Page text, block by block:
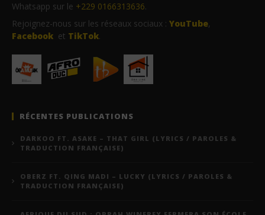
Whatsapp sur le +229 0166313636.
Rejoignez-nous sur les réseaux sociaux : YouTube,
Facebook et TikTok.
RÉCENTES PUBLICATIONS
DARKOO FT. ASAKE – THAT GIRL (LYRICS / PAROLES &
TRADUCTION FRANÇAISE)
OBERZ FT. QING MADI – LUCKY (LYRICS / PAROLES &
TRADUCTION FRANÇAISE)